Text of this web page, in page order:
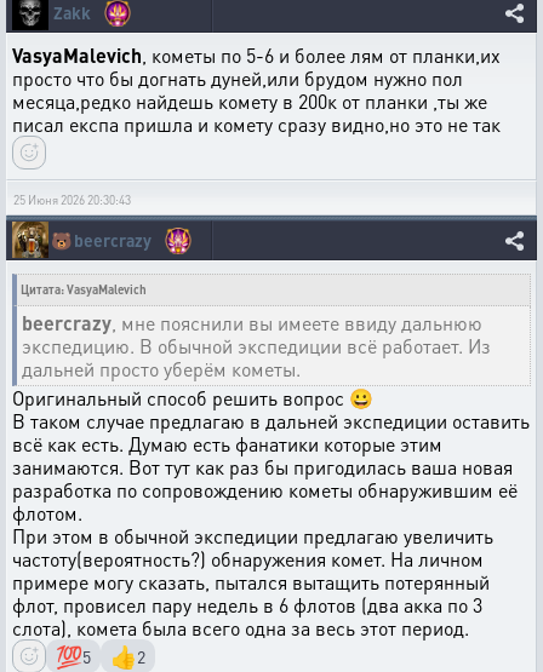
Zakk
VasyaMalevich , кометы по 5-6 и более лям от планки,их
просто что бы догнать дуней,или брудом нужно пол
месяца,редко найдешь комету в 200к от планки ,ты же
писал експа пришла и комету сразу видно,но это не так
25 Июня 2026 20:30:43
🐻beercrazy
Цитата: VasyaMalevich
beercrazy , мне пояснили вы имеете ввиду дальнюю
экспедицию. В обычной экспедиции всё работает. Из
дальней просто уберём кометы.
Оригинальный способ решить вопрос 😀
В таком случае предлагаю в дальней экспедиции оставить
всё как есть. Думаю есть фанатики которые этим
занимаются. Вот тут как раз бы пригодилась ваша новая
разработка по сопровождению кометы обнаружившим её
флотом.
При этом в обычной экспедиции предлагаю увеличить
частоту(вероятность?) обнаружения комет. На личном
примере могу сказать, пытался вытащить потерянный
флот, провисел пару недель в 6 флотов (два акка по 3
слота), комета была всего одна за весь этот период.
💯5 👍2